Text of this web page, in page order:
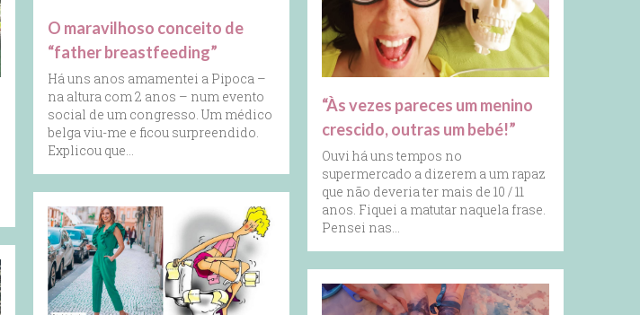
O maravilhoso conceito de
“father breastfeeding”
Há uns anos amamentei a Pipoca –
na altura com 2 anos – num evento
social de um congresso. Um médico
belga viu-me e ficou surpreendido.
Explicou que…
“Às vezes pareces um menino
crescido, outras um bebé!”
Ouvi há uns tempos no
supermercado a dizerem a um rapaz
que não deveria ter mais de 10 / 11
anos. Fiquei a matutar naquela frase.
Pensei nas…